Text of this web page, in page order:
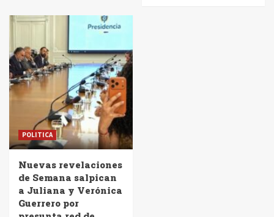
POLITICA
Nuevas revelaciones
de Semana salpican
a Juliana y Verónica
Guerrero por